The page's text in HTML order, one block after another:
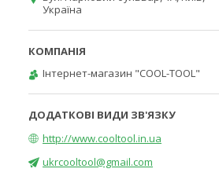
Україна
Інтернет-магазин "COOL-TOOL"
http://www.cooltool.in.ua
ukrcooltool@gmail.com